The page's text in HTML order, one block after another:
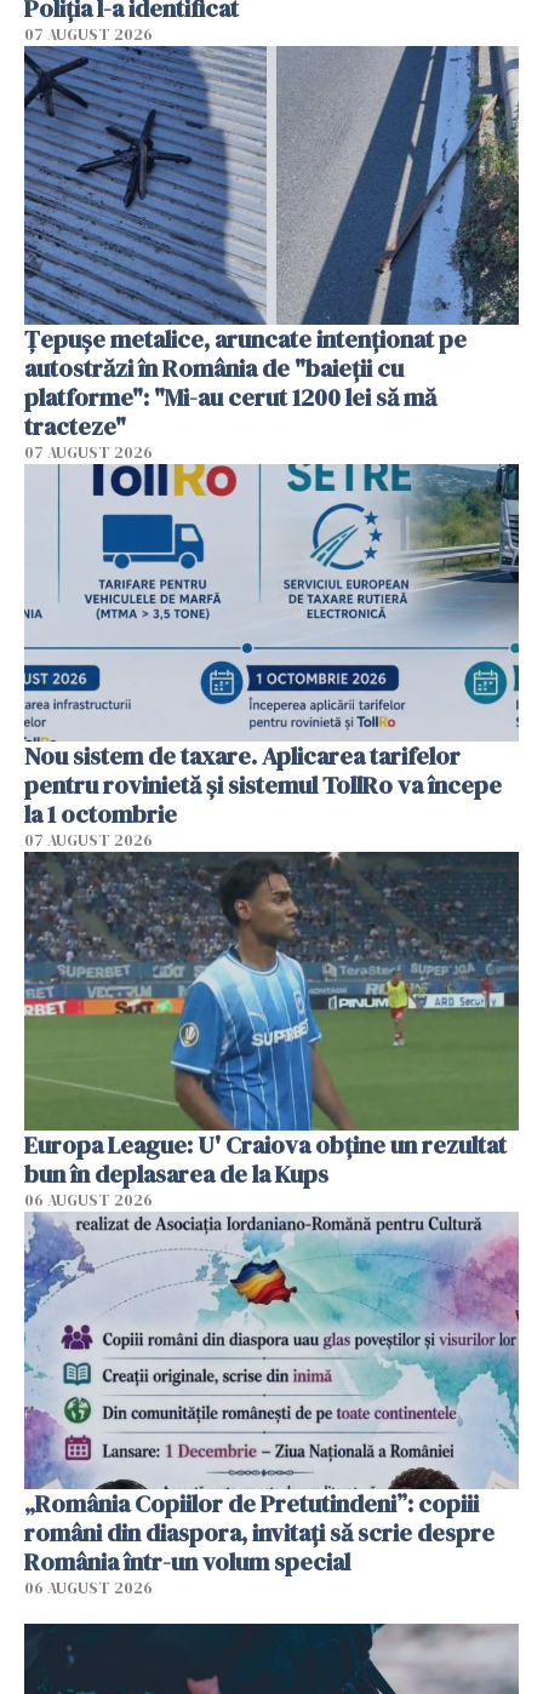
Poliția l-a identificat
07 AUGUST 2026
Țepușe metalice, aruncate intenționat pe
autostrăzi în România de "baieții cu
platforme": "Mi-au cerut 1200 lei să mă
tracteze"
07 AUGUST 2026
Nou sistem de taxare. Aplicarea tarifelor
pentru rovinietă şi sistemul TollRo va începe
la 1 octombrie
07 AUGUST 2026
Europa League: U' Craiova obține un rezultat
bun în deplasarea de la Kups
06 AUGUST 2026
„România Copiilor de Pretutindeni”: copiii
români din diaspora, invitați să scrie despre
România într-un volum special
06 AUGUST 2026